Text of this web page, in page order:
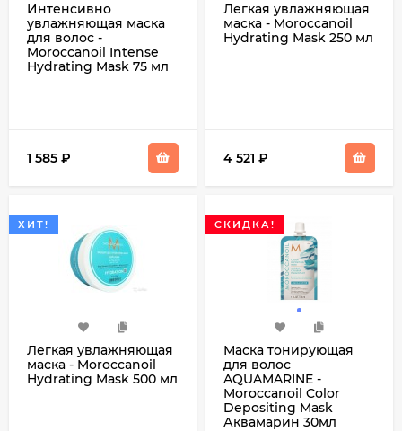
Интенсивно
увлажняющая маска
для волос -
Moroccanoil Intense
Hydrating Mask 75 мл
1 585 ₽
Легкая увлажняющая
маска - Moroccanoil
Hydrating Mask 250 мл
4 521 ₽
ХИТ!
Легкая увлажняющая
маска - Moroccanoil
Hydrating Mask 500 мл
СКИДКА!
Маска тонирующая
для волос
AQUAMARINE -
Moroccanoil Color
Depositing Mask
Аквамарин 30мл